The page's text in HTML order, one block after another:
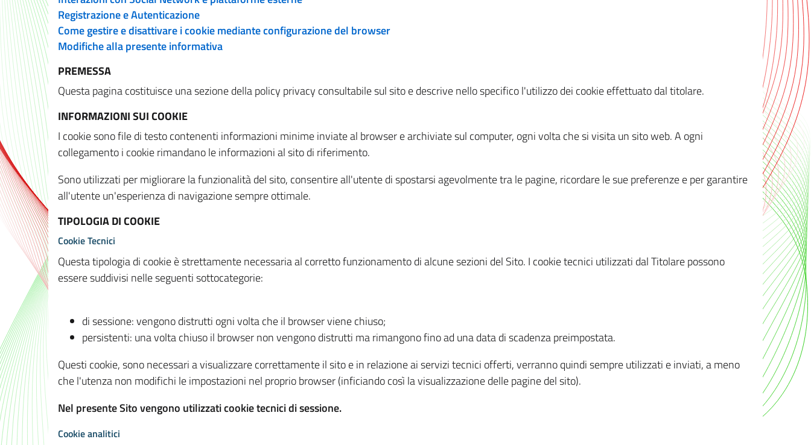
Registrazione e Autenticazione
Come gestire e disattivare i cookie mediante configurazione del browser
Modifiche alla presente informativa
PREMESSA
Questa pagina costituisce una sezione della policy privacy consultabile sul sito e descrive nello specifico l'utilizzo dei cookie effettuato dal titolare.
INFORMAZIONI SUI COOKIE
I cookie sono file di testo contenenti informazioni minime inviate al browser e archiviate sul computer, ogni volta che si visita un sito web. A ogni
collegamento i cookie rimandano le informazioni al sito di riferimento.
Sono utilizzati per migliorare la funzionalità del sito, consentire all'utente di spostarsi agevolmente tra le pagine, ricordare le sue preferenze e per garantire
all'utente un'esperienza di navigazione sempre ottimale.
TIPOLOGIA DI COOKIE
Cookie Tecnici
Questa tipologia di cookie è strettamente necessaria al corretto funzionamento di alcune sezioni del Sito. I cookie tecnici utilizzati dal Titolare possono
essere suddivisi nelle seguenti sottocategorie:
di sessione: vengono distrutti ogni volta che il browser viene chiuso;
persistenti: una volta chiuso il browser non vengono distrutti ma rimangono fino ad una data di scadenza preimpostata.
Questi cookie, sono necessari a visualizzare correttamente il sito e in relazione ai servizi tecnici offerti, verranno quindi sempre utilizzati e inviati, a meno
che l'utenza non modifichi le impostazioni nel proprio browser (inficiando così la visualizzazione delle pagine del sito).
Nel presente Sito vengono utilizzati cookie tecnici di sessione.
Cookie analitici